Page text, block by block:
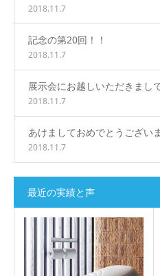
2018.11.7
記念の第20回！！
2018.11.7
展示会にお越しいただきまし
2018.11.7
あけましておめでとうございま
2018.11.7
最近の実績と声